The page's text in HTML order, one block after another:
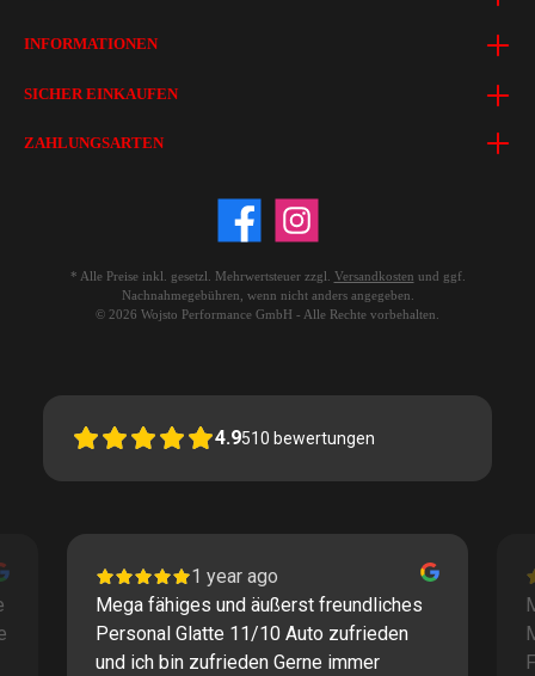
INFORMATIONEN
SICHER EINKAUFEN
ZAHLUNGSARTEN
* Alle Preise inkl. gesetzl. Mehrwertsteuer zzgl. Versandkosten und ggf.
Nachnahmegebühren, wenn nicht anders angegeben.
© 2026 Wojsto Performance GmbH - Alle Rechte vorbehalten.
4.9510 bewertungen
1 year ago
Mega fähiges und äußerst freundliches
Personal Glatte 11/10 Auto zufrieden
und ich bin zufrieden Gerne immer